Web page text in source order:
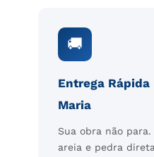
🚚
Entrega Rápida
Maria
Sua obra não para.
areia e pedra